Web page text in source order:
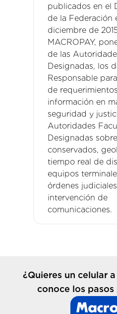
publicados en el
de la Federación
diciembre de
MACROPAY,
de las
Designadas, los
Responsable
de
información en
seguridad y
Autoridades
Designadas
conservados,
tiempo real de
equipos
órdenes
intervención de
comunicaciones.
¿Quieres un celular
conoce los